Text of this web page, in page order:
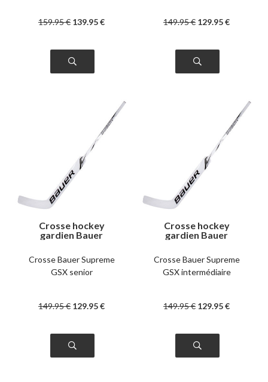
159.95€ 139.95€ 149.95€ 129.95€
Crosse hockey
gardien Bauer
right
Crosse Bauer Supreme
GSX senior
149.95€ 129.95€
Crosse hockey
gardien Bauer
intermédiaire left
Crosse Bauer Supreme
GSX intermédiaire
149.95€ 129.95€